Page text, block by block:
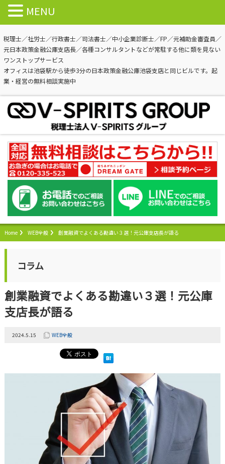
税理士／社労士／行政書士／司法書士／中小企業診断士／FP／元補助金審査員／
元日本政策金融公庫支店長／各種コンサルタントなどが常駐する他に類を見ない
ワンストップサービス
オフィスは池袋駅から徒歩3分の日本政策金融公庫池袋支店と同じビルです。起
業・経営の無料相談実施中
Home WEB全般 創業融資でよくある勘違い３選！元公庫支店長が語る
コラム
創業融資でよくある勘違い３選！元公庫
支店長が語る
2024.5.15 WEB全般
MENU